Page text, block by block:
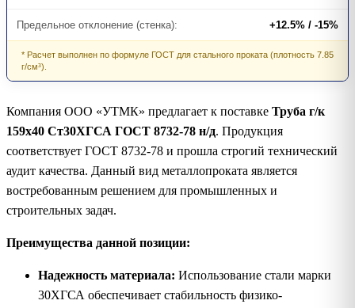
Предельное отклонение (стенка): +12.5% / -15%
* Расчет выполнен по формуле ГОСТ для стального проката (плотность 7.85
г/см³).
Компания ООО «УТМК» предлагает к поставке Труба г/к
159х40 Ст30ХГСА ГОСТ 8732-78 н/д. Продукция
соответствует ГОСТ 8732-78 и прошла строгий технический
аудит качества. Данный вид металлопроката является
востребованным решением для промышленных и
строительных задач.
Преимущества данной позиции:
Надежность материала: Использование стали марки
30ХГСА обеспечивает стабильность физико-